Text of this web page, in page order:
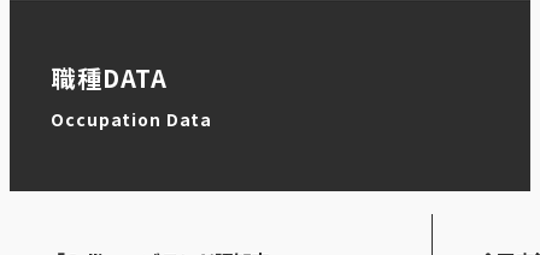
職種DATA
Occupation Data